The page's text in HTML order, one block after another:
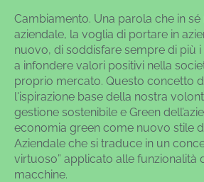
Cambiamento. Una parola che in
aziendale, la voglia di portare in
nuovo, di soddisfare sempre di più
a infondere valori positivi nella
proprio mercato. Questo concetto
l'ispirazione base della nostra
gestione sostenibile e Green
economia green come nuovo stile
Aziendale che si traduce in un
virtuoso” applicato alle funzionalità
macchine.